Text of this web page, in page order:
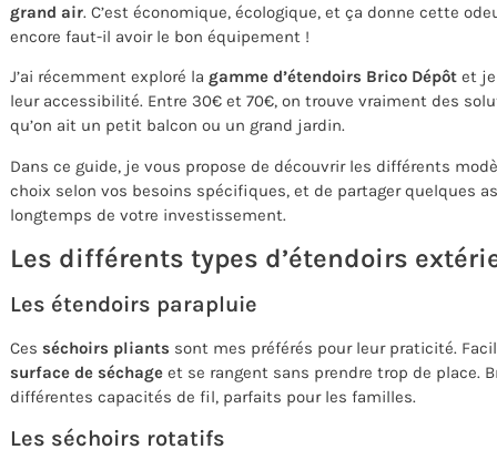
grand air. C’est économique, écologique, et ça donne cette
encore faut-il avoir le bon équipement !
J’ai récemment exploré la gamme d’étendoirs Brico Dépôt et
leur accessibilité. Entre 30€ et 70€, on trouve vraiment des
qu’on ait un petit balcon ou un grand jardin.
Dans ce guide, je vous propose de découvrir les différents
choix selon vos besoins spécifiques, et de partager quelques
longtemps de votre investissement.
Les différents types d’étendoirs
Les étendoirs parapluie
Ces séchoirs pliants sont mes préférés pour leur praticité.
surface de séchage et se rangent sans prendre trop de place.
différentes capacités de fil, parfaits pour les familles.
Les séchoirs rotatifs